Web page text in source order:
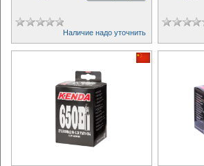
Наличие надо уточнить